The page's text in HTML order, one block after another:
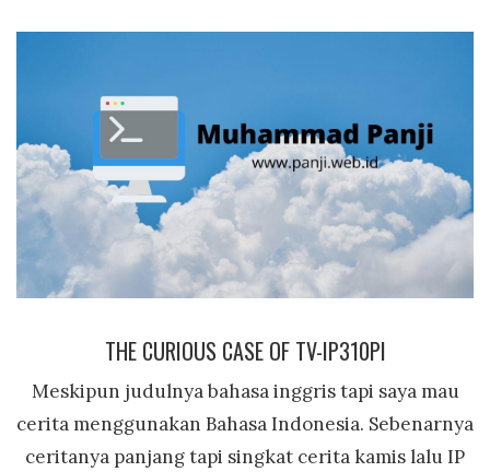
THE CURIOUS CASE OF TV-IP310PI
Meskipun judulnya bahasa inggris tapi saya mau
cerita menggunakan Bahasa Indonesia. Sebenarnya
ceritanya panjang tapi singkat cerita kamis lalu IP